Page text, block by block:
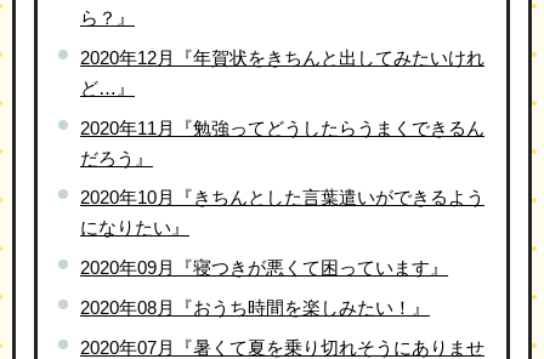
ら？』
2020年12月『年賀状をきちんと出してみたいけれ
ど…』
2020年11月『勉強ってどうしたらうまくできるん
だろう』
2020年10月『きちんとした言葉遣いができるよう
になりたい』
2020年09月『寝つきが悪くて困っています』
2020年08月『おうち時間を楽しみたい！』
2020年07月『暑くて夏を乗り切れそうにありませ